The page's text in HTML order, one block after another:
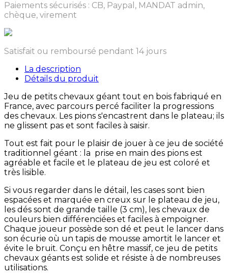
Paiements sécurisés : CB, Paypal, MANDAT admin,
chèque, virement
Satisfait ou remboursé pendant 14 jours
La description
Détails du produit
Jeu de petits chevaux géant tout en bois fabriqué en
France, avec parcours percé faciliter la progressions
des chevaux. Les pions s'encastrent dans le plateau; ils
ne glissent pas et sont faciles à saisir.
Tout est fait pour le plaisir de jouer à ce jeu de société
traditionnel géant : la prise en main des pions est
agréable et facile et le plateau de jeu est coloré et
très lisible.
Si vous regarder dans le détail, les cases sont bien
espacées et marquée en creux sur le plateau de jeu,
les dés sont de grande taille (3 cm), les chevaux de
couleurs bien différenciées et faciles à empoigner.
Chaque joueur possède son dé et peut le lancer dans
son écurie où un tapis de mousse amortit le lancer et
évite le bruit. Conçu en hêtre massif, ce jeu de petits
chevaux géants est solide et résiste à de nombreuses
utilisations.